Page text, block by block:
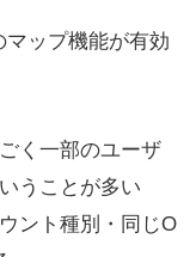
ップ機能が有効
く一部のユーザ
うことが多い
ント種別・同じO